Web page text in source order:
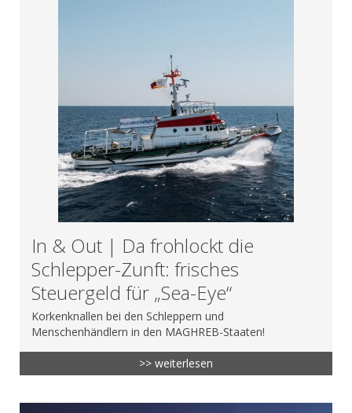
In & Out | Da frohlockt die
Schlepper-Zunft: frisches
Steuergeld für „Sea-Eye“
Korkenknallen bei den Schleppern und
Menschenhändlern in den MAGHREB-Staaten!
>> weiterlesen